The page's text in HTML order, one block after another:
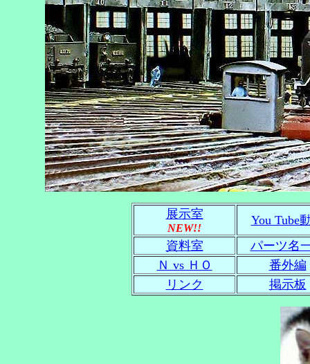
展示室
NEW!!
You Tube
資料室
パーツ名
Ｎ vs ＨＯ
番外編
リンク
掲示板